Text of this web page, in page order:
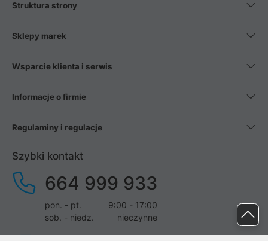
Struktura strony
Sklepy marek
Wsparcie klienta i serwis
Informacje o firmie
Regulaminy i regulacje
Szybki kontakt
664 999 933
pon. - pt.
9:00 - 17:00
sob. - niedz.
nieczynne